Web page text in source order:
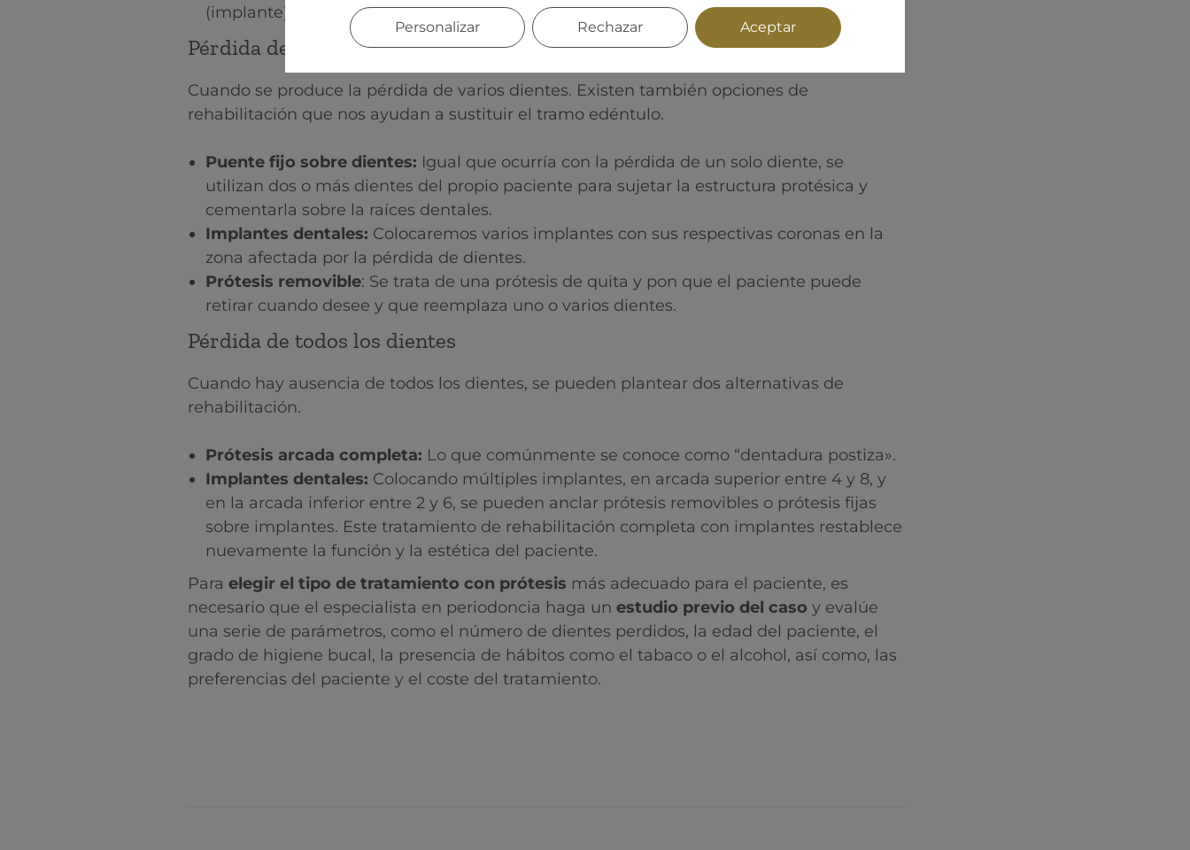
(implante).
Pérdida de varios dientes
Cuando se produce la pérdida de varios dientes. Existen también opciones de
rehabilitación que nos ayudan a sustituir el tramo edéntulo.
Puente fijo sobre dientes: Igual que ocurría con la pérdida de un solo diente, se
utilizan dos o más dientes del propio paciente para sujetar la estructura protésica y
cementarla sobre la raíces dentales.
⁠Implantes dentales: Colocaremos varios implantes con sus respectivas coronas en la
zona afectada por la pérdida de dientes.
Prótesis removible: Se trata de una prótesis de quita y pon que el paciente puede
retirar cuando desee y que reemplaza uno o varios dientes.
Pérdida de todos los dientes
Cuando hay ausencia de todos los dientes, se pueden plantear dos alternativas de
rehabilitación.
Prótesis arcada completa: Lo que comúnmente se conoce como “dentadura postiza».
⁠Implantes dentales: Colocando múltiples implantes, en arcada superior entre 4 y 8, y
en la arcada inferior entre 2 y 6, se pueden anclar prótesis removibles o prótesis fijas
sobre implantes. Este tratamiento de rehabilitación completa con implantes restablece
nuevamente la función y la estética del paciente.
Para elegir el tipo de tratamiento con prótesis más adecuado para el paciente, es
necesario que el especialista en periodoncia haga un estudio previo del caso y evalúe
una serie de parámetros, como el número de dientes perdidos, la edad del paciente, el
grado de higiene bucal, la presencia de hábitos como el tabaco o el alcohol, así como, las
preferencias del paciente y el coste del tratamiento.
Aceptar
Rechazar
Personalizar